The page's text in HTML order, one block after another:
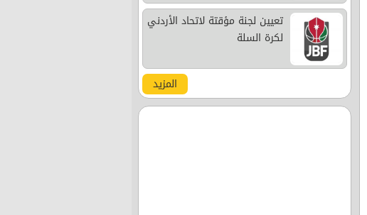
تعيين لجنة مؤقتة لاتحاد الأردني
لكرة السلة
المزيد